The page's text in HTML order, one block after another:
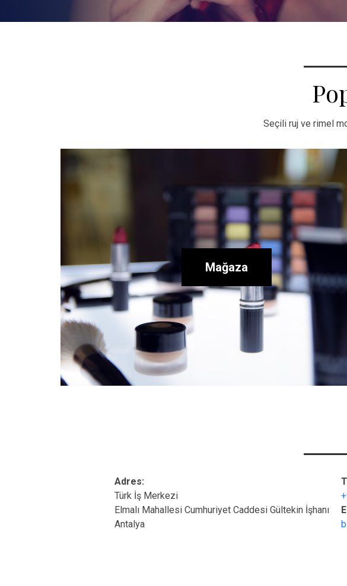
Seçili ruj ve rimel
Mağaza
Adres:
Türk İş Merkezi
Elmalı Mahallesi Cumhuriyet Caddesi Gültekin İşhanı
Antalya